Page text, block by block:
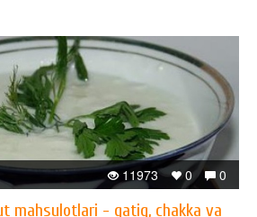
0
0
11973
mahsulotlari - qatiq, chakka va